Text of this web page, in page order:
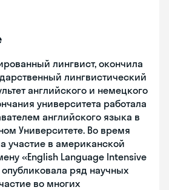
лингвист, окончила
лингвистический
английского и немецкого
университета работала
английского языка в
Университете. Во время
участие в американской
«English Language Intensive
ряд научных
во многих